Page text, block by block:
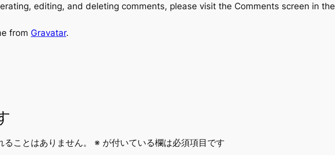
editing, and deleting comments, please visit the Comments screen in the
from Gravatar.
ことはありません。 ※ が付いている欄は必須項目です